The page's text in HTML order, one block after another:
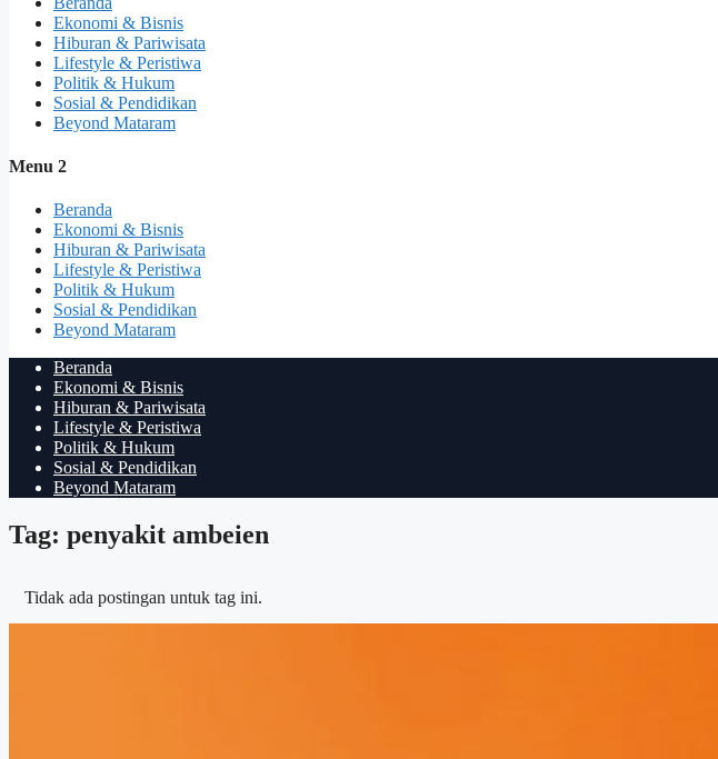
Ekonomi & Bisnis
Hiburan & Pariwisata
Lifestyle & Peristiwa
Politik & Hukum
Sosial & Pendidikan
Beyond Mataram
Menu 2
Beranda
Ekonomi & Bisnis
Hiburan & Pariwisata
Lifestyle & Peristiwa
Politik & Hukum
Sosial & Pendidikan
Beyond Mataram
Beranda
Ekonomi & Bisnis
Hiburan & Pariwisata
Lifestyle & Peristiwa
Politik & Hukum
Sosial & Pendidikan
Beyond Mataram
Tag: penyakit ambeien
Tidak ada postingan untuk tag ini.